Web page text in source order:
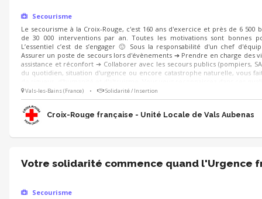
Secourisme
Le secourisme à la Croix-Rouge, c'est 160 ans d'exercice et près de 6 500
de 30 000 interventions par an. Toutes les motivations sont bonnes
L’essentiel c’est de s’engager 🙂 Sous la responsabilité d'un chef
Assurer un poste de secours lors d'évènements ➔ Prendre en charge des
assistance et réconfort ➔ Collaborer avec les secours publics (pompiers,
du quotidien, situation d'urgence ou encore catastrophe naturelle, vous
Vals-les-Bains (France) • Solidarité / Insertion
Croix-Rouge française - Unité Locale de Vals Aubenas
Votre solidarité commence quand l'Urgence
Secourisme